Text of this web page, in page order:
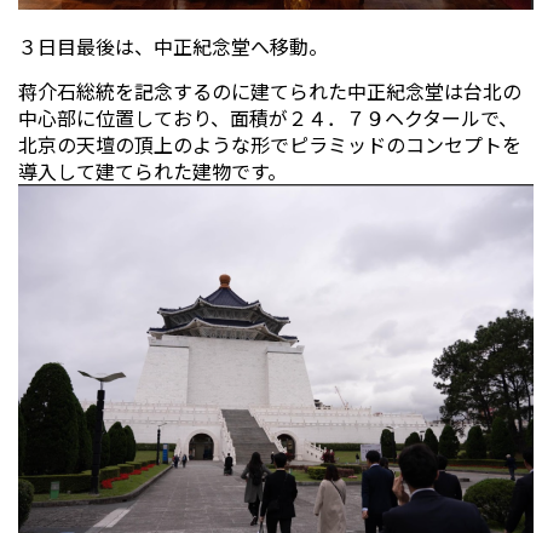
３日目最後は、中正紀念堂へ移動。
蒋介石総統を記念するのに建てられた中正紀念堂は台北の
中心部に位置しており、面積が２４．７９ヘクタールで、
北京の天壇の頂上のような形でピラミッドのコンセプトを
導入して建てられた建物です。